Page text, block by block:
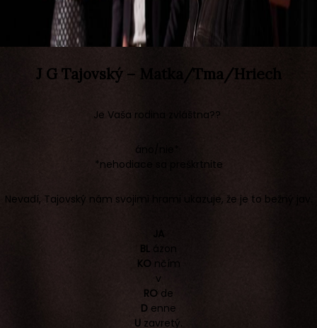
J G Tajovský – Matka/Tma/Hriech
Je Vaša rodina zvláštna??
áno/nie*
*nehodiace sa preškrtnite
Nevadí, Tajovský nám svojimi hrami ukazuje, že je to bežný jav.
BL ázon
KO nčím
v
RO de
D enne
U zavretý.